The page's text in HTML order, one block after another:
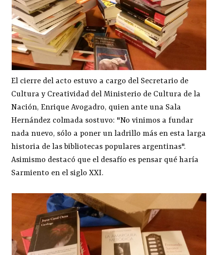
El cierre del acto estuvo a cargo del Secretario de
Cultura y Creatividad del Ministerio de Cultura de la
Nación, Enrique Avogadro, quien ante una Sala
Hernández colmada sostuvo: "No vinimos a fundar
nada nuevo, sólo a poner un ladrillo más en esta larga
historia de las bibliotecas populares argentinas".
Asimismo destacó que el desafío es pensar qué haría
Sarmiento en el siglo XXI.